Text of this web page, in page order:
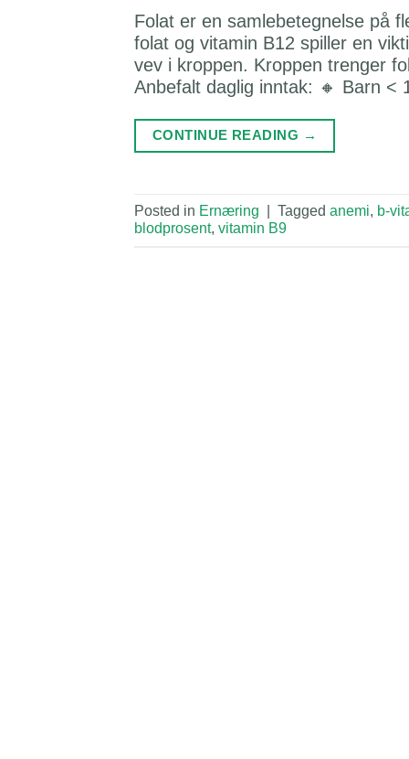
Folat er en samlebetegnelse på
folat og vitamin B12 spiller en
vev i kroppen. Kroppen trenger
Anbefalt daglig inntak: 🔸 Barn
CONTINUE READING →
Posted in Ernæring Tagged anemi, b-
blodprosent, vitamin B9